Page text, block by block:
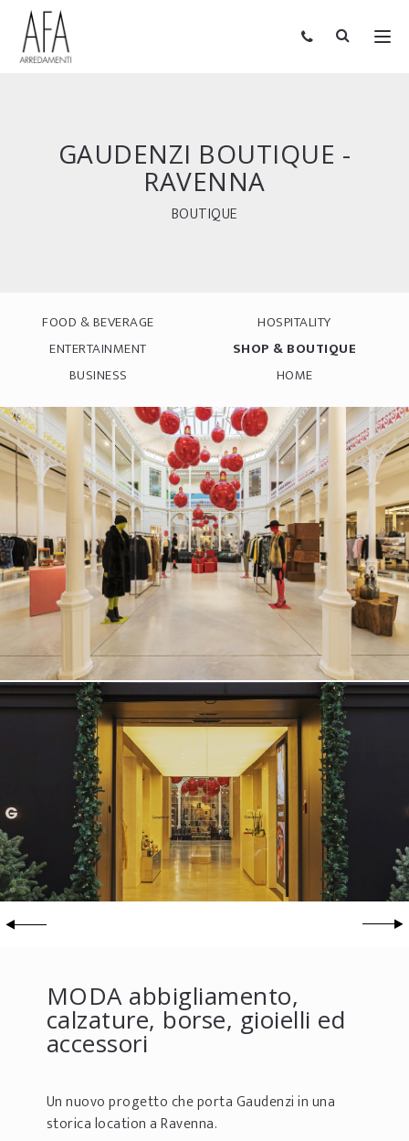
GAUDENZI BOUTIQUE -
RAVENNA
BOUTIQUE
FOOD & BEVERAGE
HOSPITALITY
ENTERTAINMENT
SHOP & BOUTIQUE
BUSINESS
HOME
MODA abbigliamento,
calzature, borse, gioielli ed
accessori
Un nuovo progetto che porta Gaudenzi in una
storica location a Ravenna.